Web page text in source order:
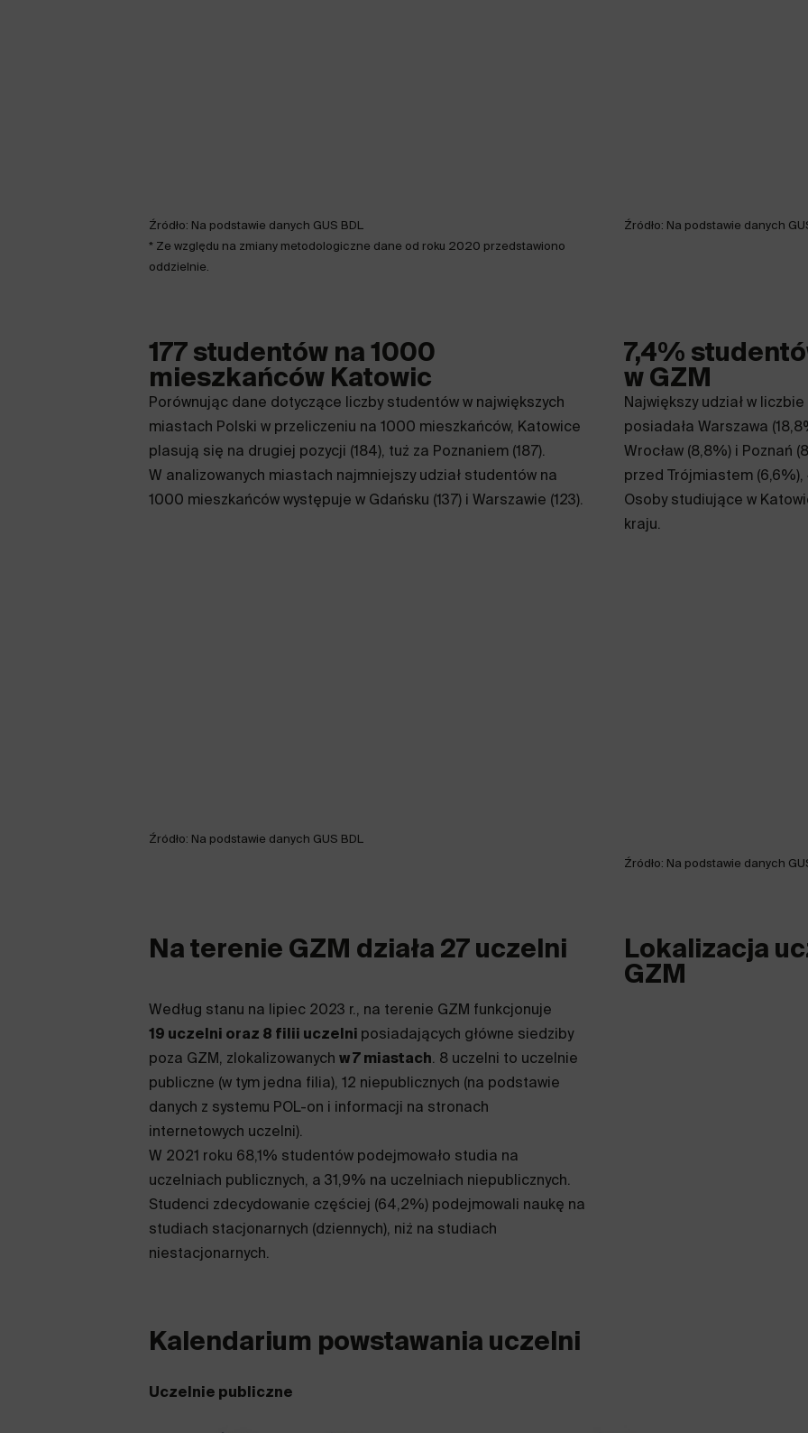
Źródło: Na podstawie danych GUS BDL
* Ze względu na zmiany metodologiczne dane od roku 2020 przedstawiono
oddzielnie.
Źródło: Na podstawie danych
177 studentów na 1000
mieszkańców Katowic
Porównując dane dotyczące liczby studentów w największych
miastach Polski w przeliczeniu na 1000 mieszkańców, Katowice
plasują się na drugiej pozycji (184), tuż za Poznaniem (187).
W analizowanych miastach najmniejszy udział studentów na
1000 mieszkańców występuje w Gdańsku (137) i Warszawie (123).
Źródło: Na podstawie danych GUS BDL
7,4%
w GZM
Największy udział w
posiadała Warszawa
Wrocław (8,8%) i Poznań
przed Trójmiastem
Osoby studiujące w
kraju.
Źródło: Na podstawie danych
Na terenie GZM działa 27 uczelni
Według stanu na lipiec 2023 r., na terenie GZM funkcjonuje
19 uczelni oraz 8 filii uczelni posiadających główne siedziby
poza GZM, zlokalizowanychw 7 miastach. 8 uczelni to uczelnie
publiczne (w tym jedna filia), 12 niepublicznych (na podstawie
danych z systemu POL-on i informacji na stronach
internetowych uczelni).
W 2021 roku 68,1% studentów podejmowało studia na
uczelniach publicznych, a 31,9% na uczelniach niepublicznych.
Studenci zdecydowanie częściej (64,2%) podejmowali naukę na
studiach stacjonarnych (dziennych), niż na studiach
niestacjonarnych.
Lokalizacja
GZM
Kalendarium powstawania uczelni
Uczelnie publiczne